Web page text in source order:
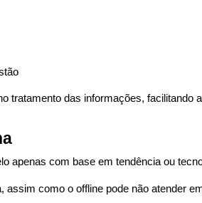
tratamento das informações, facilitando
apenas com base em tendência ou
como o offline pode não atender